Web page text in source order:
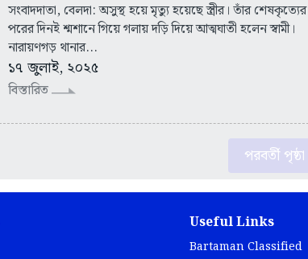
সংবাদদাতা, বেলদা: অসুস্থ হয়ে মৃত্যু হয়েছে স্ত্রীর। তাঁর শেষকৃত্যের
পরের দিনই শ্মশানে গিয়ে গলায় দড়ি দিয়ে আত্মঘাতী হলেন স্বামী।
নারায়ণগড় থানার...
১৭ জুলাই, ২০২৫
বিস্তারিত
পরবর্তী পৃষ্ঠা
Useful Links
Bartaman Classified